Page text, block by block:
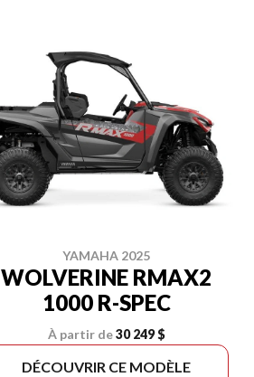
YAMAHA 2025
WOLVERINE RMAX2
1000 R-SPEC
À partir de30 249 $
DÉCOUVRIR CE MODÈLE